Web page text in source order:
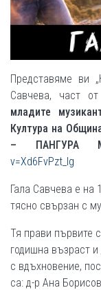
Представяме ви
Савчева, част
младите
Култура на
– ПАНГУРА
v=Xd6FvPzt_lg
Гала Савчева е на
тясно свързан с
Тя прави първите
годишна възраст
с вдъхновение,
са: д-р Ана